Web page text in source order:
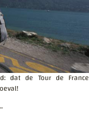
dat de Tour de France